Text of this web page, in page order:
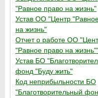
"Равное право на жизнь"
Устав ОО "Центр
на жизнь"
Отчет о работе ОО
"Равное право на
Устав БО
фонд "Буду жить"
Код неприбыльности БО
"Благотворительный